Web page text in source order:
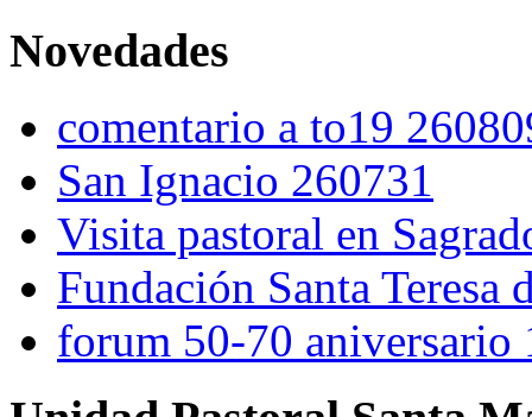
Novedades
comentario a to19
San Ignacio 260731
Visita pastoral en
Fundación Santa Teresa
forum 50-70 aniversario